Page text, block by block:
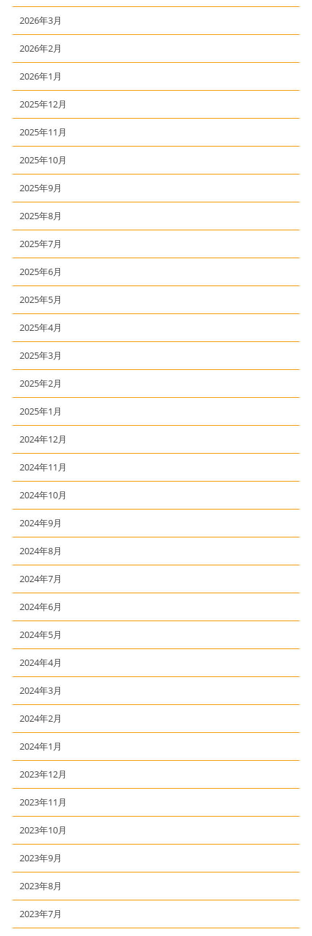
2026年3月
2026年2月
2026年1月
2025年12月
2025年11月
2025年10月
2025年9月
2025年8月
2025年7月
2025年6月
2025年5月
2025年4月
2025年3月
2025年2月
2025年1月
2024年12月
2024年11月
2024年10月
2024年9月
2024年8月
2024年7月
2024年6月
2024年5月
2024年4月
2024年3月
2024年2月
2024年1月
2023年12月
2023年11月
2023年10月
2023年9月
2023年8月
2023年7月